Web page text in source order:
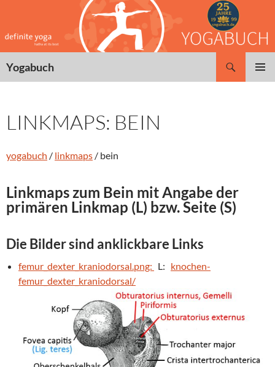
springen
Yogabuch
LINKMAPS: BEIN
yogabuch / linkmaps / bein
Linkmaps zum Bein mit Angabe der
primären Linkmap (L) bzw. Seite (S)
Die Bilder sind anklickbare Links
femur_dexter_kraniodorsal.png: L: knochen-
femur_dexter_kraniodorsal/